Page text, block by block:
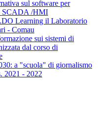
sul software per
SCADA /HMI
Learning il Laboratorio
- Comau
sui sistemi di
dal corso di
a "scuola" di giornalismo
2021 - 2022